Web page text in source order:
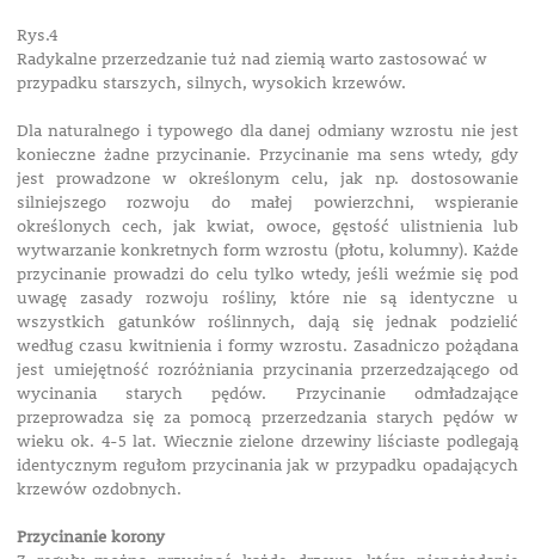
Rys.4
Radykalne przerzedzanie tuż nad ziemią warto zastosować w
przypadku starszych, silnych, wysokich krzewów.
Dla naturalnego i typowego dla danej odmiany wzrostu nie jest
konieczne żadne przycinanie. Przycinanie ma sens wtedy, gdy
jest prowadzone w określonym celu, jak np. dostosowanie
silniejszego rozwoju do małej powierzchni, wspieranie
określonych cech, jak kwiat, owoce, gęstość ulistnienia lub
wytwarzanie konkretnych form wzrostu (płotu, kolumny). Każde
przycinanie prowadzi do celu tylko wtedy, jeśli weźmie się pod
uwagę zasady rozwoju rośliny, które nie są identyczne u
wszystkich gatunków roślinnych, dają się jednak podzielić
według czasu kwitnienia i formy wzrostu. Zasadniczo pożądana
jest umiejętność rozróżniania przycinania przerzedzającego od
wycinania starych pędów. Przycinanie odmładzające
przeprowadza się za pomocą przerzedzania starych pędów w
wieku ok. 4-5 lat. Wiecznie zielone drzewiny liściaste podlegają
identycznym regułom przycinania jak w przypadku opadających
krzewów ozdobnych.
Przycinanie korony